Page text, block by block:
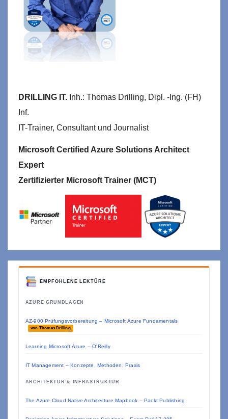
DRILLING IT. Inh.: Thomas Drilling, Dipl. -Ing. (FH)
Inf.
IT-Trainer, Consultant und Journalist
Microsoft Certified Azure Solutions Architect
Expert
Zertifizierter Microsoft Trainer (MCT)
EMPFOHLENE LEKTÜRE
AZURE GRUNDLAGEN
AZ-900 Prüfungsvorbereitung – Microsoft Azure Fundamentals
von Thomas Drilling
Learning Microsoft Azure – O'Reilly
IT Management – Konzepte, Methoden, Praxis
ARCHITEKTUR & INFRASTRUKTUR
The Azure Cloud Native Architecture Mapbook – Packt Publishing